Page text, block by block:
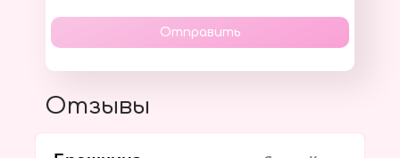
Отправить
Отзывы